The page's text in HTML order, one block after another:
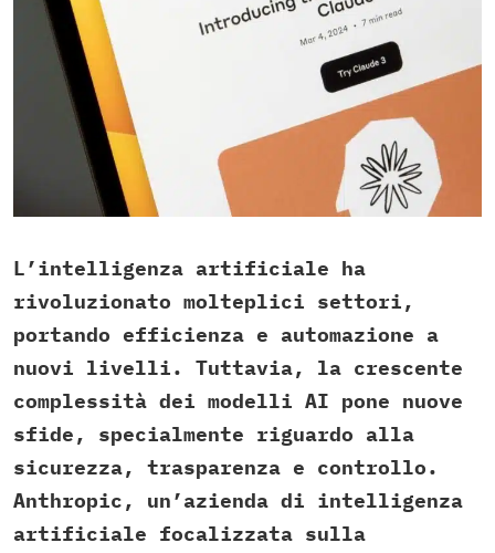
L’intelligenza artificiale ha
rivoluzionato molteplici settori,
portando efficienza e automazione a
nuovi livelli. Tuttavia, la crescente
complessità dei modelli AI pone nuove
sfide, specialmente riguardo alla
sicurezza, trasparenza e controllo.
Anthropic, un’azienda di intelligenza
artificiale focalizzata sulla